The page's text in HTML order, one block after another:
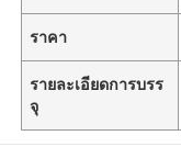
ราคา
รายละเอียดการบรร
จุ